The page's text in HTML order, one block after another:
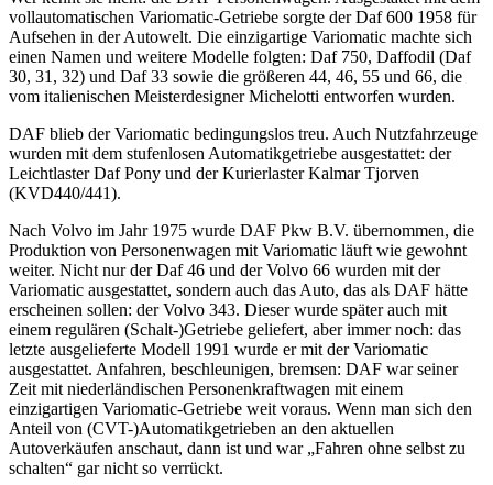
vollautomatischen Variomatic-Getriebe sorgte der Daf 600 1958 für
Aufsehen in der Autowelt. Die einzigartige Variomatic machte sich
einen Namen und weitere Modelle folgten: Daf 750, Daffodil (Daf
30, 31, 32) und Daf 33 sowie die größeren 44, 46, 55 und 66, die
vom italienischen Meisterdesigner Michelotti entworfen wurden.
DAF blieb der Variomatic bedingungslos treu. Auch Nutzfahrzeuge
wurden mit dem stufenlosen Automatikgetriebe ausgestattet: der
Leichtlaster Daf Pony und der Kurierlaster Kalmar Tjorven
(KVD440/441).
Nach Volvo im Jahr 1975 wurde DAF Pkw B.V. übernommen, die
Produktion von Personenwagen mit Variomatic läuft wie gewohnt
weiter. Nicht nur der Daf 46 und der Volvo 66 wurden mit der
Variomatic ausgestattet, sondern auch das Auto, das als DAF hätte
erscheinen sollen: der Volvo 343. Dieser wurde später auch mit
einem regulären (Schalt-)Getriebe geliefert, aber immer noch: das
letzte ausgelieferte Modell 1991 wurde er mit der Variomatic
ausgestattet. Anfahren, beschleunigen, bremsen: DAF war seiner
Zeit mit niederländischen Personenkraftwagen mit einem
einzigartigen Variomatic-Getriebe weit voraus. Wenn man sich den
Anteil von (CVT-)Automatikgetrieben an den aktuellen
Autoverkäufen anschaut, dann ist und war „Fahren ohne selbst zu
schalten“ gar nicht so verrückt.